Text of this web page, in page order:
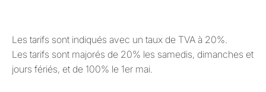
Les tarifs sont indiqués avec un taux de TVA à 20%.
Les tarifs sont majorés de 20% les samedis, dimanches et
jours fériés, et de 100% le 1er mai.